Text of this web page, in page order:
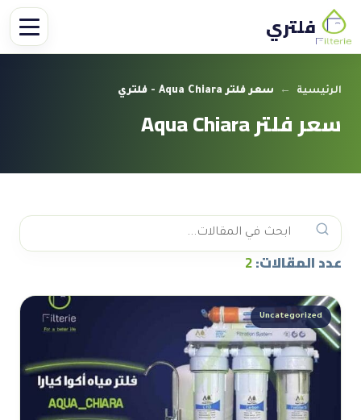
فلتري
الرئيسية ← سعر فلتر Aqua Chiara - فلتري
سعر فلتر Aqua Chiara
عدد المقالات:2
Uncategorized